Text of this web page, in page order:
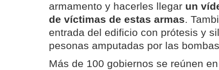
armamento y hacerles llegar un
de víctimas de estas armas.
entrada del edificio con prótesis y
pesonas amputadas por las
Más de 100 gobiernos se reúnen